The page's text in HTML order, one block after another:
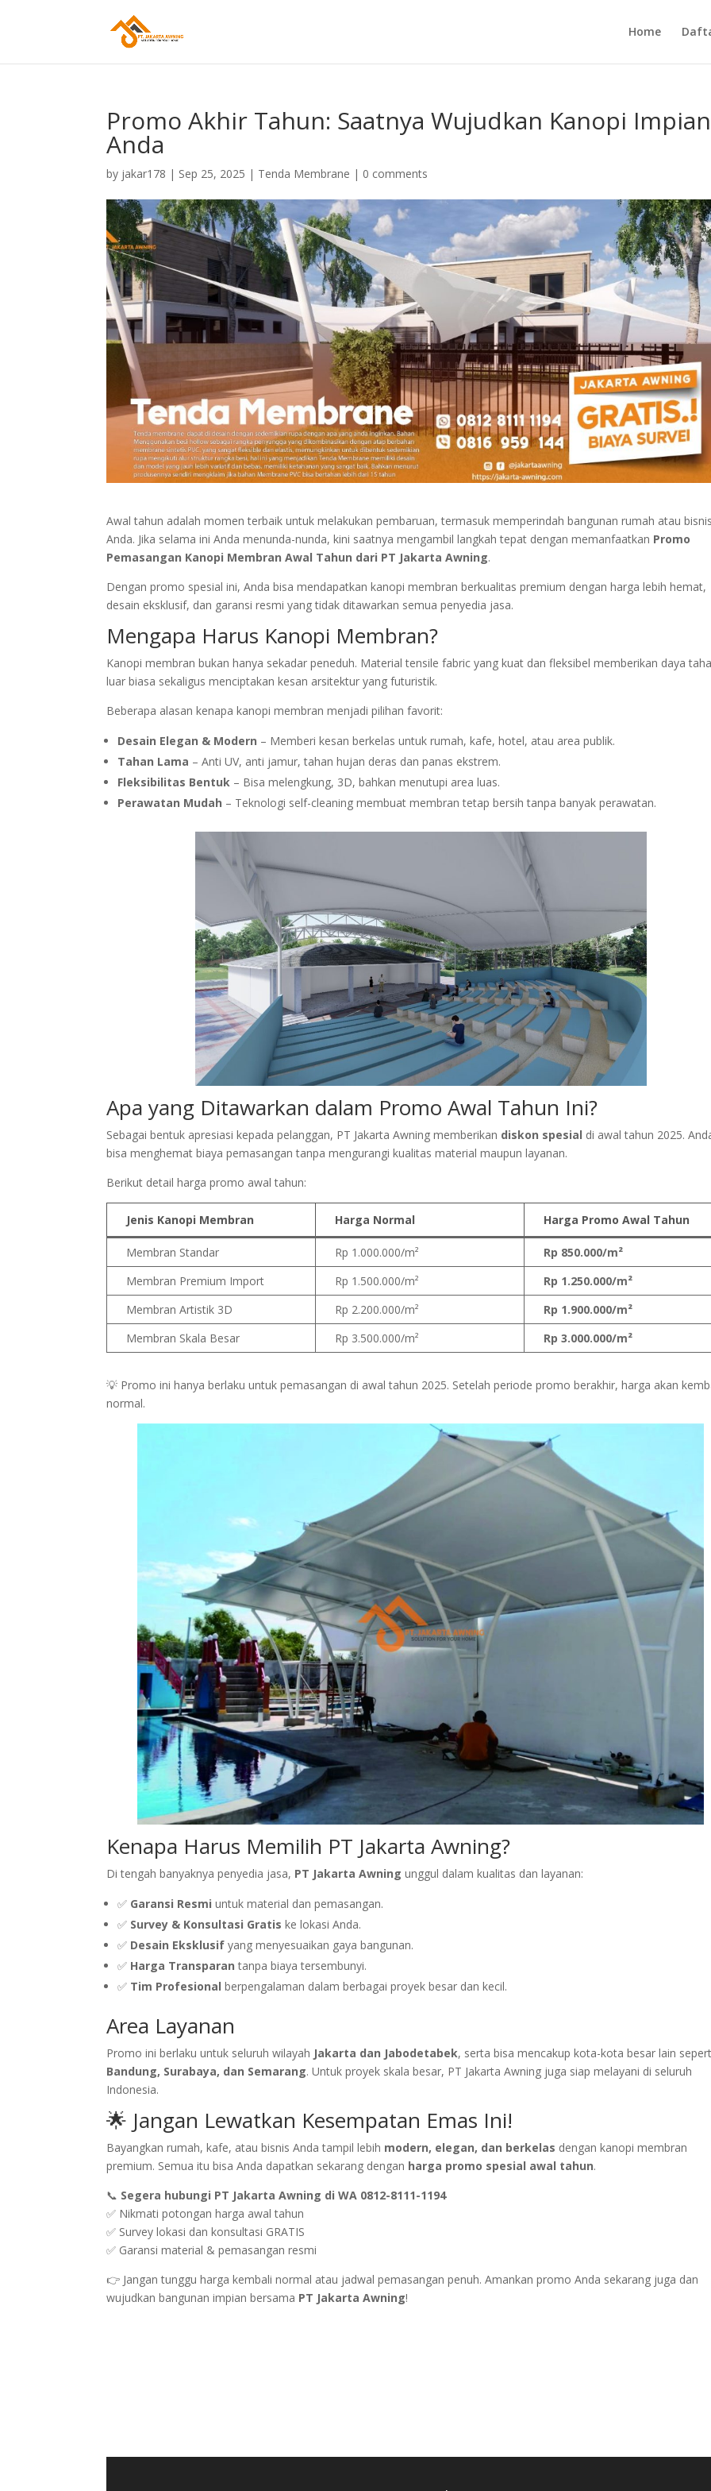
Home
Promo Akhir Tahun: Saatnya Wujudkan Kanopi Impian
Anda
by jakar178 | Sep 25, 2025 | Tenda Membrane | 0 comments
Awal tahun adalah momen terbaik untuk melakukan pembaruan, termasuk memperindah bangunan rumah atau
Anda. Jika selama ini Anda menunda-nunda, kini saatnya mengambil langkah tepat dengan memanfaatkan Promo
Pemasangan Kanopi Membran Awal Tahun dari PT Jakarta Awning.
Dengan promo spesial ini, Anda bisa mendapatkan kanopi membran berkualitas premium dengan harga lebih hemat,
desain eksklusif, dan garansi resmi yang tidak ditawarkan semua penyedia jasa.
Mengapa Harus Kanopi Membran?
Kanopi membran bukan hanya sekadar peneduh. Material tensile fabric yang kuat dan fleksibel memberikan daya
luar biasa sekaligus menciptakan kesan arsitektur yang futuristik.
Beberapa alasan kenapa kanopi membran menjadi pilihan favorit:
Desain Elegan & Modern – Memberi kesan berkelas untuk rumah, kafe, hotel, atau area publik.
Tahan Lama – Anti UV, anti jamur, tahan hujan deras dan panas ekstrem.
Fleksibilitas Bentuk – Bisa melengkung, 3D, bahkan menutupi area luas.
Perawatan Mudah – Teknologi self-cleaning membuat membran tetap bersih tanpa banyak perawatan.
Apa yang Ditawarkan dalam Promo Awal Tahun Ini?
Sebagai bentuk apresiasi kepada pelanggan, PT Jakarta Awning memberikan diskon spesial di awal tahun 2025.
bisa menghemat biaya pemasangan tanpa mengurangi kualitas material maupun layanan.
Berikut detail harga promo awal tahun:
Jenis Kanopi Membran Harga Normal Harga Promo Awal Tahun
Membran Standar Rp 1.000.000/m²
Rp 850.000/m²
Membran Premium Import
Rp 1.500.000/m²
Rp 1.250.000/m²
Membran Artistik 3D
Rp 2.200.000/m²
Rp 1.900.000/m²
Membran Skala Besar
Rp 3.500.000/m² Rp 3.000.000/m²
💡 Promo ini hanya berlaku untuk pemasangan di awal tahun 2025. Setelah periode promo berakhir, harga akan
normal.
Kenapa Harus Memilih PT Jakarta Awning?
Di tengah banyaknya penyedia jasa, PT Jakarta Awning unggul dalam kualitas dan layanan:
✅ Garansi Resmi untuk material dan pemasangan.
✅ Survey & Konsultasi Gratis ke lokasi Anda.
✅ Desain Eksklusif yang menyesuaikan gaya bangunan.
✅ Harga Transparan tanpa biaya tersembunyi.
✅ Tim Profesional berpengalaman dalam berbagai proyek besar dan kecil.
Area Layanan
Promo ini berlaku untuk seluruh wilayah Jakarta dan Jabodetabek, serta bisa mencakup kota-kota besar lain
Bandung, Surabaya, dan Semarang. Untuk proyek skala besar, PT Jakarta Awning juga siap melayani di seluruh
Indonesia.
🌟 Jangan Lewatkan Kesempatan Emas Ini!
Bayangkan rumah, kafe, atau bisnis Anda tampil lebih modern, elegan, dan berkelas dengan kanopi membran
premium. Semua itu bisa Anda dapatkan sekarang dengan harga promo spesial awal tahun.
📞 Segera hubungi PT Jakarta Awning di WA 0812-8111-1194
✅ Nikmati potongan harga awal tahun
✅ Survey lokasi dan konsultasi GRATIS
✅ Garansi material & pemasangan resmi
👉 Jangan tunggu harga kembali normal atau jadwal pemasangan penuh. Amankan promo Anda sekarang juga dan
wujudkan bangunan impian bersama PT Jakarta Awning!